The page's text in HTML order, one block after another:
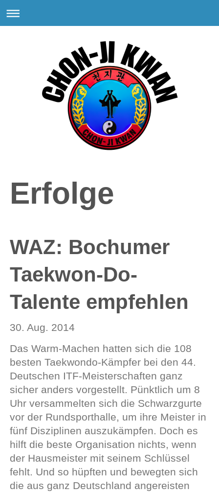
Erfolge
WAZ: Bochumer
Taekwon-Do-
Talente empfehlen
30. Aug. 2014
Das Warm-Machen hatten sich die 108
besten Taekwondo-Kämpfer bei den 44.
Deutschen ITF-Meisterschaften ganz
sicher anders vorgestellt. Pünktlich um 8
Uhr versammelten sich die Schwarzgurte
vor der Rundsporthalle, um ihre Meister in
fünf Disziplinen auszukämpfen. Doch es
hilft die beste Organisation nichts, wenn
der Hausmeister mit seinem Schlüssel
fehlt. Und so hüpften und bewegten sich
die aus ganz Deutschland angereisten